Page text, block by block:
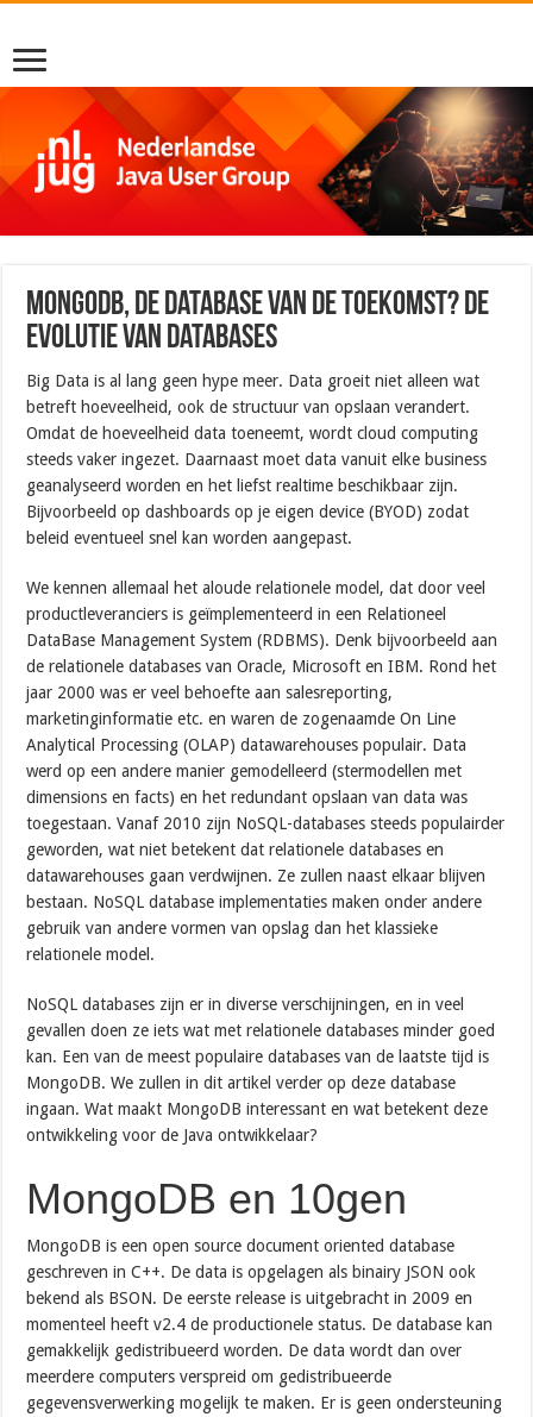
MongoDB, de database van de toekomst? De
evolutie van databases
Big Data is al lang geen hype meer. Data groeit niet alleen wat
betreft hoeveelheid, ook de structuur van opslaan verandert.
Omdat de hoeveelheid data toeneemt, wordt cloud computing
steeds vaker ingezet. Daarnaast moet data vanuit elke business
geanalyseerd worden en het liefst realtime beschikbaar zijn.
Bijvoorbeeld op dashboards op je eigen device (BYOD) zodat
beleid eventueel snel kan worden aangepast.
We kennen allemaal het aloude relationele model, dat door veel
productleveranciers is geïmplementeerd in een Relationeel
DataBase Management System (RDBMS). Denk bijvoorbeeld aan
de relationele databases van Oracle, Microsoft en IBM. Rond het
jaar 2000 was er veel behoefte aan salesreporting,
marketinginformatie etc. en waren de zogenaamde On Line
Analytical Processing (OLAP) datawarehouses populair. Data
werd op een andere manier gemodelleerd (stermodellen met
dimensions en facts) en het redundant opslaan van data was
toegestaan. Vanaf 2010 zijn NoSQL-databases steeds populairder
geworden, wat niet betekent dat relationele databases en
datawarehouses gaan verdwijnen. Ze zullen naast elkaar blijven
bestaan. NoSQL database implementaties maken onder andere
gebruik van andere vormen van opslag dan het klassieke
relationele model.
NoSQL databases zijn er in diverse verschijningen, en in veel
gevallen doen ze iets wat met relationele databases minder goed
kan. Een van de meest populaire databases van de laatste tijd is
MongoDB. We zullen in dit artikel verder op deze database
ingaan. Wat maakt MongoDB interessant en wat betekent deze
ontwikkeling voor de Java ontwikkelaar?
MongoDB en 10gen
MongoDB is een open source document oriented database
geschreven in C++. De data is opgelagen als binairy JSON ook
bekend als BSON. De eerste release is uitgebracht in 2009 en
momenteel heeft v2.4 de productionele status. De database kan
gemakkelijk gedistribueerd worden. De data wordt dan over
meerdere computers verspreid om gedistribueerde
gegevensverwerking mogelijk te maken. Er is geen ondersteuning